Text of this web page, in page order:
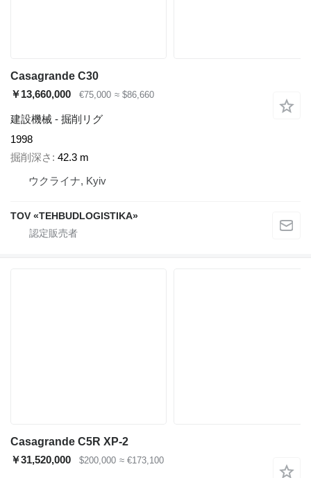
Casagrande C30
￥13,660,000
€75,000 ≈ $86,660
建設機械 - 掘削リグ
1998
掘削深さ
42.3 m
ウクライナ, Kyiv
TOV «TEHBUDLOGISTIKA»
Casagrande C5R XP-2
￥31,520,000
$200,000 ≈ €173,100